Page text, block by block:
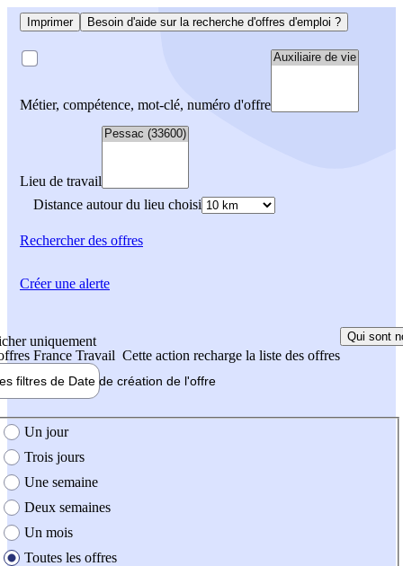
Imprimer Besoin d'aide sur la recherche d'offres d'emploi ?
Métier, compétence, mot-clé, numéro d'offre
Lieu de travail
Distance autour du lieu choisi
Rechercherdes offres
uniquement
France Travail Cette action recharge la liste des offres
Qui sont
filtres de Date de création de l'offre
création de l'offre
Un jour
Trois jours
Une semaine
Deux semaines
Un mois
Toutes les offres
Créer une alerte